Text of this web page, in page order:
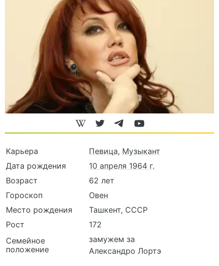
Карьера Певица, Музыкант
Дата рождения
10 апреля 1964 г.
Возраст
62 лет
Гороскоп
Овен
Место рождения
Ташкент, СССР
Рост
172
Семейное
положение
замужем за
Александро Лортэ